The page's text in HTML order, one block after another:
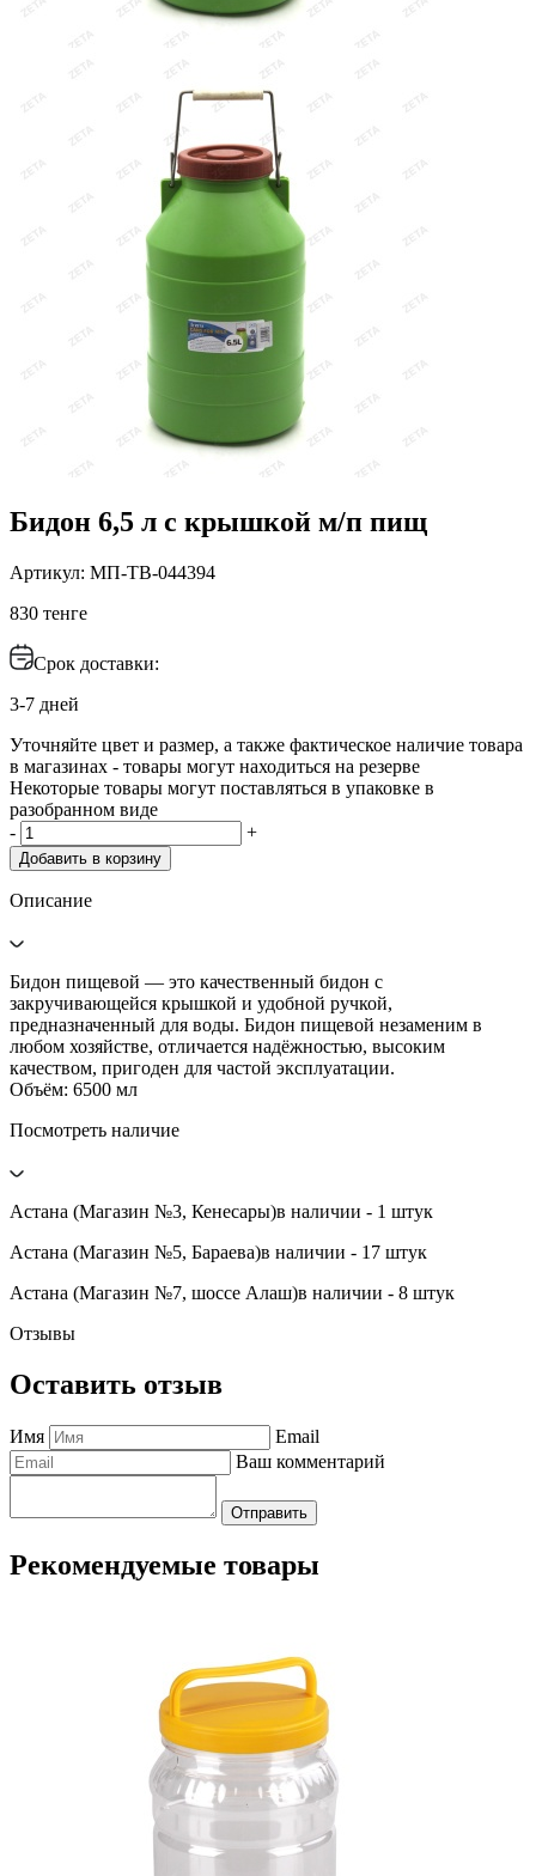
Бидон 6,5 л с крышкой м/п пищ
Артикул: МП-ТВ-044394
830 тенге
Срок доставки:
3-7 дней
Уточняйте цвет и размер, а также фактическое наличие товара
в магазинах - товары могут находиться на резерве
Некоторые товары могут поставляться в упаковке в
разобранном виде
-
+
Добавить в корзину
Описание
Бидон пищевой — это качественный бидон с
закручивающейся крышкой и удобной ручкой,
предназначенный для воды. Бидон пищевой незаменим в
любом хозяйстве, отличается надёжностью, высоким
качеством, пригоден для частой эксплуатации.
Объём: 6500 мл
Посмотреть наличие
Астана (Магазин №3, Кенесары)в наличии - 1 штук
Астана (Магазин №5, Бараева)в наличии - 17 штук
Астана (Магазин №7, шоссе Алаш)в наличии - 8 штук
Отзывы
Оставить отзыв
Имя
Email
Ваш комментарий
Отправить
Рекомендуемые товары